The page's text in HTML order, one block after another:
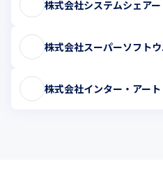
株式会社システムシェアー
株式会社スーパーソフト
株式会社インター・アー